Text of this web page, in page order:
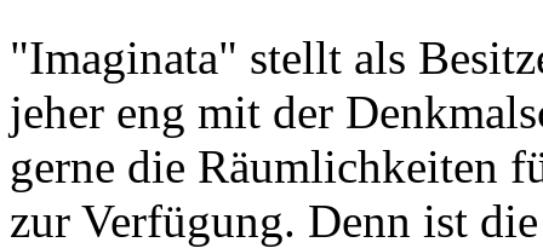
"Imaginata" stellt als
jeher eng mit der
gerne die Räumlichkeiten
zur Verfügung. Denn ist